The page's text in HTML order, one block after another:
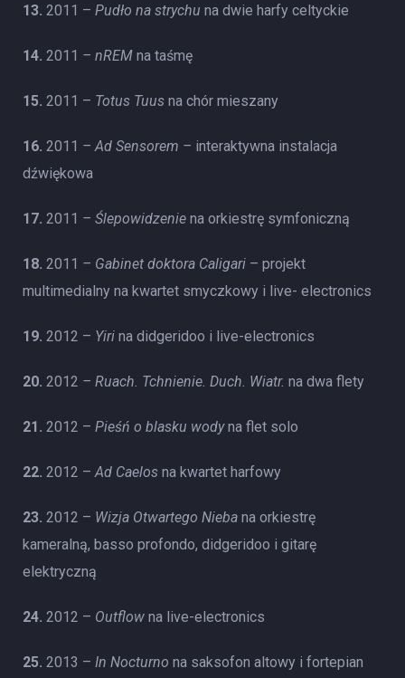
13. 2011 – Pudło na strychu na dwie harfy celtyckie
14. 2011 – nREM na taśmę
15. 2011 – Totus Tuus na chór mieszany
16. 2011 – Ad Sensorem – interaktywna instalacja
dźwiękowa
17. 2011 – Ślepowidzenie na orkiestrę symfoniczną
18. 2011 – Gabinet doktora Caligari – projekt
multimedialny na kwartet smyczkowy i live- electronics
19. 2012 – Yiri na didgeridoo i live-electronics
20. 2012 – Ruach. Tchnienie. Duch. Wiatr. na dwa flety
21. 2012 – Pieśń o blasku wodyna flet solo
22. 2012 –Ad Caelos na kwartet harfowy
23. 2012 – Wizja Otwartego Nieba na orkiestrę
kameralną, basso profondo, didgeridoo i gitarę
elektryczną
24. 2012 – Outflow na live-electronics
25. 2013 – In Nocturno na saksofon altowy i fortepian